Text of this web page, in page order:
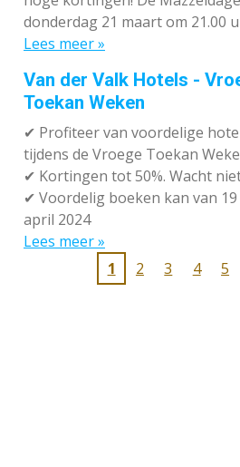
donderdag 21 maart om 21.00
Lees meer »
Van der Valk Hotels -
Toekan Weken
✔ Profiteer van voordelige
tijdens de Vroege Toekan
✔ Kortingen tot 50%. Wacht
✔ Voordelig boeken kan van
april 2024
Lees meer »
1
2 3 4 5